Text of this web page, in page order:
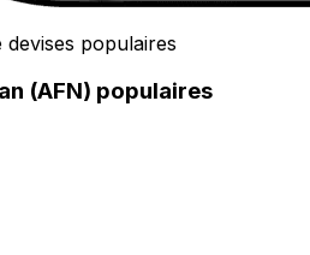
populaires
(AFN) populaires